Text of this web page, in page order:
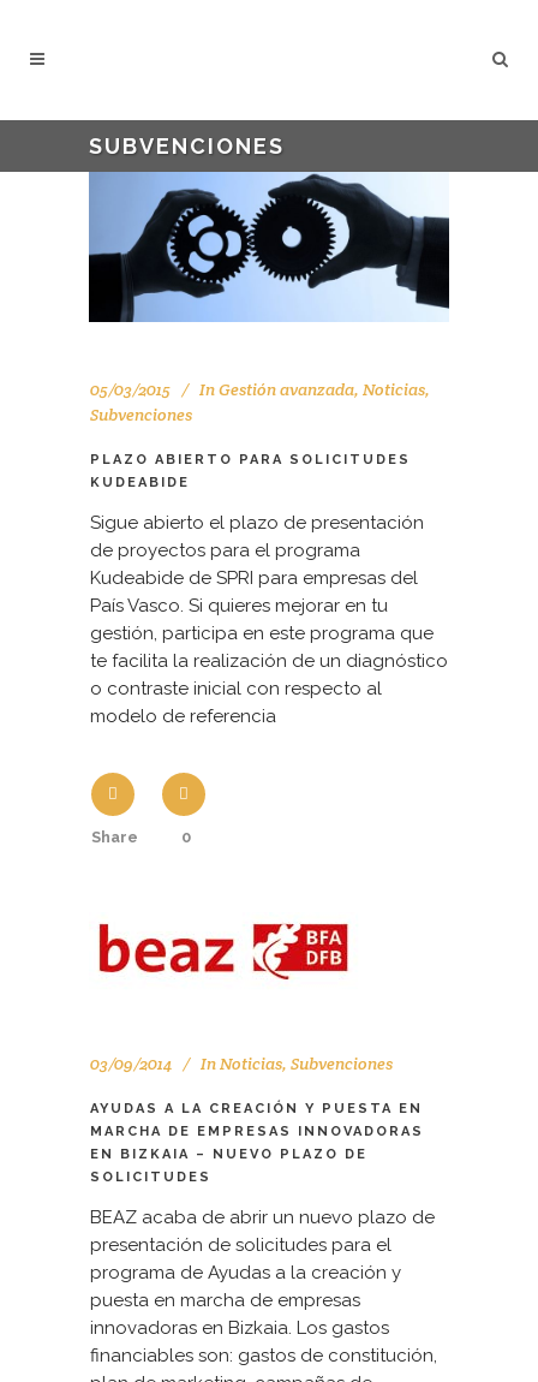
SUBVENCIONES
05/03/2015 InGestión avanzada, Noticias,
Subvenciones
PLAZO ABIERTO PARA SOLICITUDES
KUDEABIDE
Sigue abierto el plazo de presentación
de proyectos para el programa
Kudeabide de SPRI para empresas del
País Vasco. Si quieres mejorar en tu
gestión, participa en este programa que
te facilita la realización de un diagnóstico
o contraste inicial con respecto al
modelo de referencia
Share 0
03/09/2014 InNoticias, Subvenciones
AYUDAS A LA CREACIÓN Y PUESTA EN
MARCHA DE EMPRESAS INNOVADORAS
EN BIZKAIA – NUEVO PLAZO DE
SOLICITUDES
BEAZ acaba de abrir un nuevo plazo de
presentación de solicitudes para el
programa de Ayudas a la creación y
puesta en marcha de empresas
innovadoras en Bizkaia. Los gastos
financiables son: gastos de constitución,